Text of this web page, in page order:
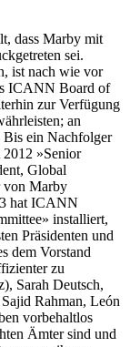
dass Marby mit
sei.
ist nach wie vor
ICANN Board of
zur Verfügung
an
Bis ein Nachfolger
»Senior
Global
von Marby
hat ICANN
installiert,
Präsidenten und
dem Vorstand
zu
Sarah Deutsch,
Rahman, León
vorbehaltlos
Ämter sind und